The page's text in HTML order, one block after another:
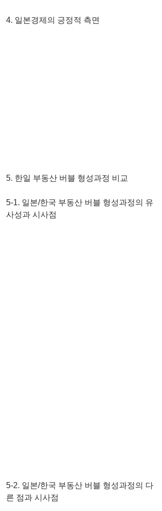
4. 일본경제의 긍정적 측면
5. 한일 부동산 버블 형성과정 비교
5-1. 일본/한국 부동산 버블 형성과정의 유
사성과 시사점
5-2. 일본/한국 부동산 버블 형성과정의 다
른 점과 시사점